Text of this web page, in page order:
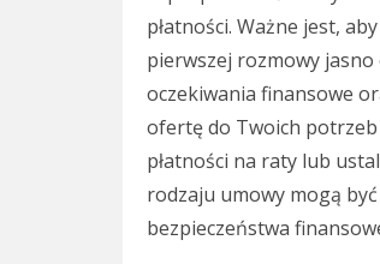
płatności. Ważne jest,
pierwszej rozmowy
oczekiwania finansowe
ofertę do Twoich
płatności na raty lub
rodzaju umowy mogą
bezpieczeństwa